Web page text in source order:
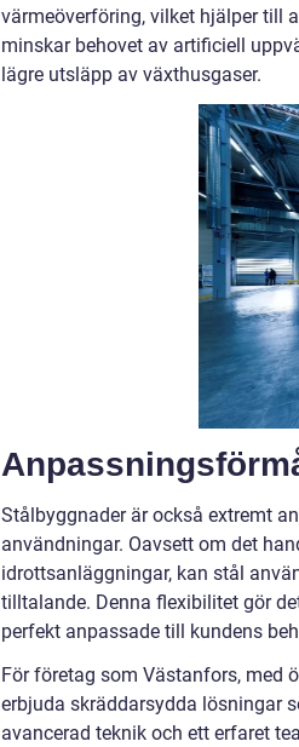
värmeöverföring, vilket hjälper till
minskar behovet av artificiell
lägre utsläpp av växthusgaser.
Stålbyggnader är också extremt
användningar. Oavsett om det
idrottsanläggningar, kan stål
tilltalande. Denna flexibilitet gör
perfekt anpassade till kundens
För företag som Västanfors, med
erbjuda skräddarsydda lösningar
avancerad teknik och ett erfaret